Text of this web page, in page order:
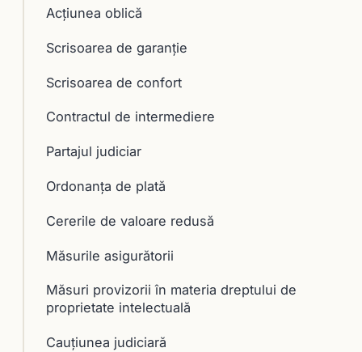
Acţiunea oblică
Scrisoarea de garanţie
Scrisoarea de confort
Contractul de intermediere
Partajul judiciar
Ordonanța de plată
Cererile de valoare redusă
Măsurile asigurătorii
Măsuri provizorii în materia dreptului de
proprietate intelectuală
Cauţiunea judiciară